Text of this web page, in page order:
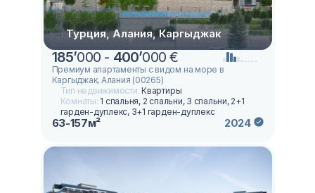
Турция, Алания, Каргыджак
185’000 - 400’000 €
Премиум апартаменты с видом на море в
Каргыджак, Алания (00265)
Тип недвижимости:Квартиры
Комнаты: 1 спальня, 2 спальни, 3 спальни, 2+1
гарден-дуплекс, 3+1 гарден-дуплекс
63-157м² 2024